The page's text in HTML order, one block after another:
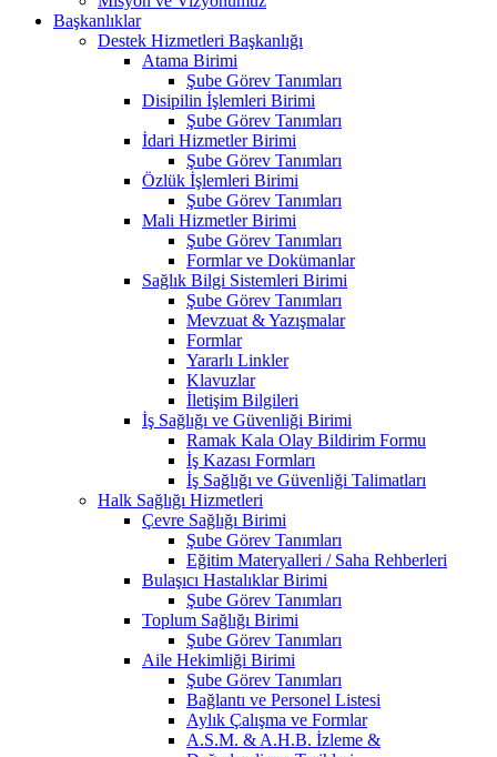
Başkanlıklar
Destek Hizmetleri Başkanlığı
Atama Birimi
Şube Görev Tanımları
Disipilin İşlemleri Birimi
Şube Görev Tanımları
İdari Hizmetler Birimi
Şube Görev Tanımları
Özlük İşlemleri Birimi
Şube Görev Tanımları
Mali Hizmetler Birimi
Şube Görev Tanımları
Formlar ve Dokümanlar
Sağlık Bilgi Sistemleri Birimi
Şube Görev Tanımları
Mevzuat & Yazışmalar
Formlar
Yararlı Linkler
Klavuzlar
İletişim Bilgileri
İş Sağlığı ve Güvenliği Birimi
Ramak Kala Olay Bildirim Formu
İş Kazası Formları
İş Sağlığı ve Güvenliği Talimatları
Halk Sağlığı Hizmetleri
Çevre Sağlığı Birimi
Şube Görev Tanımları
Eğitim Materyalleri / Saha Rehberleri
Bulaşıcı Hastalıklar Birimi
Şube Görev Tanımları
Toplum Sağlığı Birimi
Şube Görev Tanımları
Aile Hekimliği Birimi
Şube Görev Tanımları
Bağlantı ve Personel Listesi
Aylık Çalışma ve Formlar
A.S.M. & A.H.B. İzleme &